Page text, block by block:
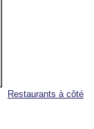
Restaurants à côté